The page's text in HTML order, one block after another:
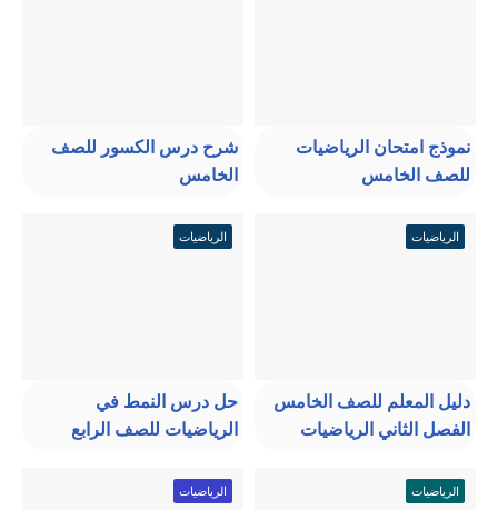
نموذج امتحان الرياضيات
للصف الخامس
شرح درس الكسور للصف
الخامس
الرياضيات
دليل المعلم للصف الخامس
الفصل الثاني الرياضيات
الرياضيات
حل درس النمط في
الرياضيات للصف الرابع
الرياضيات الرياضيات